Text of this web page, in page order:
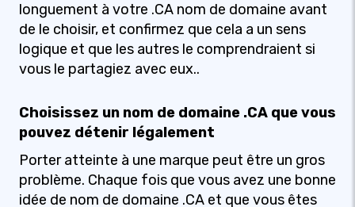
longuement à votre .CA nom de domaine avant
de le choisir, et confirmez que cela a un sens
logique et que les autres le comprendraient si
vous le partagiez avec eux..
Choisissez un nom de domaine .CA que vous
pouvez détenir légalement
Porter atteinte à une marque peut être un gros
problème. Chaque fois que vous avez une bonne
idée de nom de domaine .CA et que vous êtes